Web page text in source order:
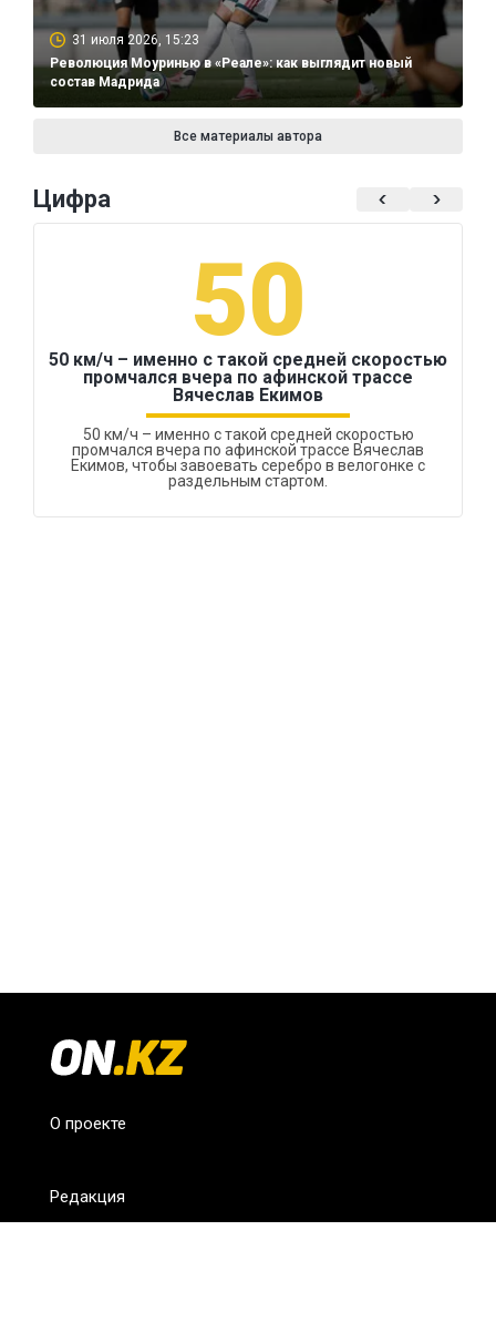
31 июля 2026, 15:23
Революция Моуринью в «Реале»: как выглядит новый
состав Мадрида
Все материалы автора
Цифра
50
50 км/ч – именно с такой средней скоростью
промчался вчера по афинской трассе
Вячеслав Екимов
50 км/ч – именно с такой средней скоростью
промчался вчера по афинской трассе Вячеслав
Екимов, чтобы завоевать серебро в велогонке с
раздельным стартом.
О проекте
Редакция